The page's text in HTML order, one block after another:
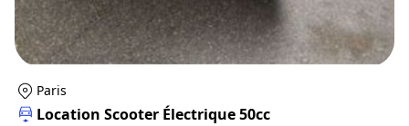
Paris
Location Scooter Électrique 50cc